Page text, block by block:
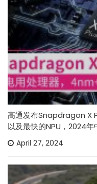
高通发布Snapdragon X
以及最快的NPU，2024年
April 27, 2024